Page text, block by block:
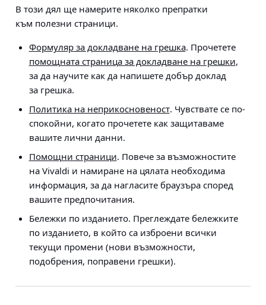
В този дял ще намерите няколко препратки
към полезни страници.
Формуляр за докладване на грешка. Прочетете
помощната страница за докладване на грешки,
за да научите как да напишете добър доклад
за грешка.
Политика на неприкосновеност. Чувствате се по-
спокойни, когато прочетете как защитаваме
вашите лични данни.
Помощни страници. Повече за възможностите
на Vivaldi и намиране на цялата необходима
информация, за да нагласите браузъра според
вашите предпочитания.
Бележки по изданието. Преглеждате бележките
по изданието, в който са изброени всички
текущи промени (нови възможности,
подобрения, поправени грешки).